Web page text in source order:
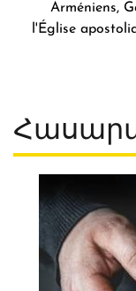
Arméniens,
l'Église